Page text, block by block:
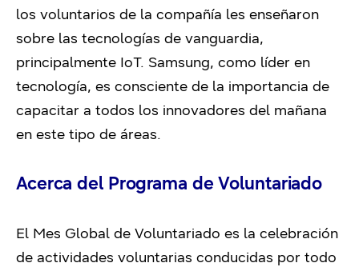
los voluntarios de la compañía les enseñaron
sobre las tecnologías de vanguardia,
principalmente IoT. Samsung, como líder en
tecnología, es consciente de la importancia de
capacitar a todos los innovadores del mañana
en este tipo de áreas.
Acerca del Programa de Voluntariado
El Mes Global de Voluntariado es la celebración
de actividades voluntarias conducidas por todo